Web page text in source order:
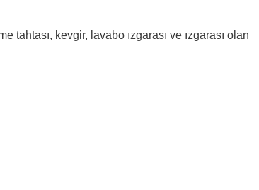
tahtası, kevgir, lavabo ızgarası ve ızgarası olan